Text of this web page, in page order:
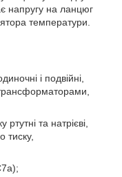
напругу на ланцюг
температури.
і подвійні,
та натрієві,
тиску,